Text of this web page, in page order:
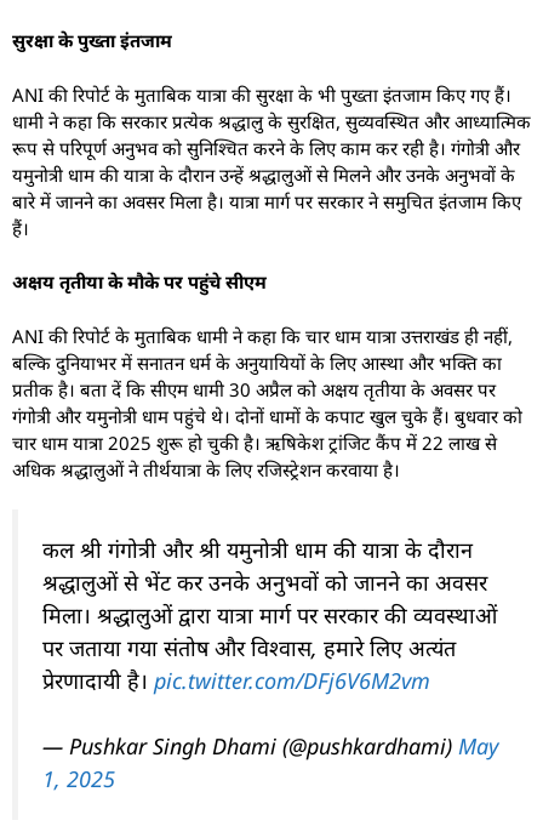
सुरक्षा के पुख्ता इंतजाम
ANI की रिपोर्ट के मुताबिक यात्रा की सुरक्षा के भी पुख्ता इंतजाम किए गए हैं।
धामी ने कहा कि सरकार प्रत्येक श्रद्धालु के सुरक्षित, सुव्यवस्थित और आध्यात्मिक
रूप से परिपूर्ण अनुभव को सुनिश्चित करने के लिए काम कर रही है। गंगोत्री और
यमुनोत्री धाम की यात्रा के दौरान उन्हें श्रद्धालुओं से मिलने और उनके अनुभवों के
बारे में जानने का अवसर मिला है। यात्रा मार्ग पर सरकार ने समुचित इंतजाम किए
हैं।
अक्षय तृतीया के मौके पर पहुंचे सीएम
ANI की रिपोर्ट के मुताबिक धामी ने कहा कि चार धाम यात्रा उत्तराखंड ही नहीं,
बल्कि दुनियाभर में सनातन धर्म के अनुयायियों के लिए आस्था और भक्ति का
प्रतीक है। बता दें कि सीएम धामी 30 अप्रैल को अक्षय तृतीया के अवसर पर
गंगोत्री और यमुनोत्री धाम पहुंचे थे। दोनों धामों के कपाट खुल चुके हैं। बुधवार को
चार धाम यात्रा 2025 शुरू हो चुकी है। ऋषिकेश ट्रांजिट कैंप में 22 लाख से
अधिक श्रद्धालुओं ने तीर्थयात्रा के लिए रजिस्ट्रेशन करवाया है।
कल श्री गंगोत्री और श्री यमुनोत्री धाम की यात्रा के दौरान
श्रद्धालुओं से भेंट कर उनके अनुभवों को जानने का अवसर
मिला। श्रद्धालुओं द्वारा यात्रा मार्ग पर सरकार की व्यवस्थाओं
पर जताया गया संतोष और विश्वास, हमारे लिए अत्यंत
प्रेरणादायी है। pic.twitter.com/DFj6V6M2vm
— Pushkar Singh Dhami (@pushkardhami) May
1, 2025